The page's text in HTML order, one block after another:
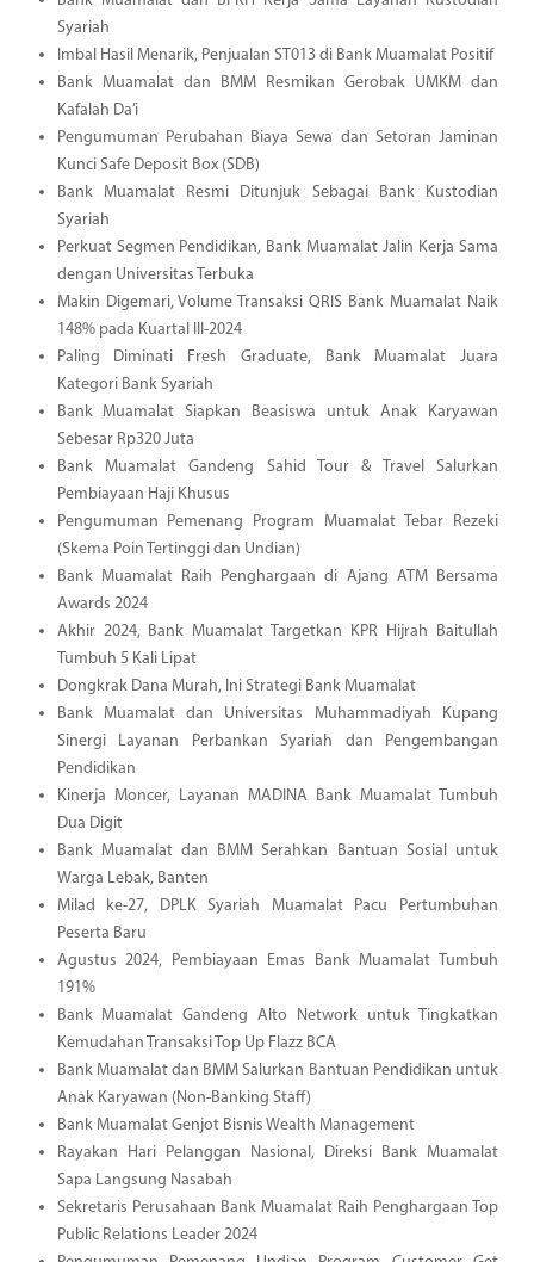
Syariah
Imbal Hasil Menarik, Penjualan ST013 di Bank Muamalat Positif
Bank Muamalat dan BMM Resmikan Gerobak UMKM dan
Kafalah Da’i
Pengumuman Perubahan Biaya Sewa dan Setoran Jaminan
Kunci Safe Deposit Box (SDB)
Bank Muamalat Resmi Ditunjuk Sebagai Bank Kustodian
Syariah
Perkuat Segmen Pendidikan, Bank Muamalat Jalin Kerja Sama
dengan Universitas Terbuka
Makin Digemari, Volume Transaksi QRIS Bank Muamalat Naik
148% pada Kuartal III-2024
Paling Diminati Fresh Graduate, Bank Muamalat Juara
Kategori Bank Syariah
Bank Muamalat Siapkan Beasiswa untuk Anak Karyawan
Sebesar Rp320 Juta
Bank Muamalat Gandeng Sahid Tour & Travel Salurkan
Pembiayaan Haji Khusus
Pengumuman Pemenang Program Muamalat Tebar Rezeki
(Skema Poin Tertinggi dan Undian)
Bank Muamalat Raih Penghargaan di Ajang ATM Bersama
Awards 2024
Akhir 2024, Bank Muamalat Targetkan KPR Hijrah Baitullah
Tumbuh 5 Kali Lipat
Dongkrak Dana Murah, Ini Strategi Bank Muamalat
Bank Muamalat dan Universitas Muhammadiyah Kupang
Sinergi Layanan Perbankan Syariah dan Pengembangan
Pendidikan
Kinerja Moncer, Layanan MADINA Bank Muamalat Tumbuh
Dua Digit
Bank Muamalat dan BMM Serahkan Bantuan Sosial untuk
Warga Lebak, Banten
Milad ke-27, DPLK Syariah Muamalat Pacu Pertumbuhan
Peserta Baru
Agustus 2024, Pembiayaan Emas Bank Muamalat Tumbuh
191%
Bank Muamalat Gandeng Alto Network untuk Tingkatkan
Kemudahan Transaksi Top Up Flazz BCA
Bank Muamalat dan BMM Salurkan Bantuan Pendidikan untuk
Anak Karyawan (Non-Banking Staff)
Bank Muamalat Genjot Bisnis Wealth Management
Rayakan Hari Pelanggan Nasional, Direksi Bank Muamalat
Sapa Langsung Nasabah
Sekretaris Perusahaan Bank Muamalat Raih Penghargaan Top
Public Relations Leader 2024